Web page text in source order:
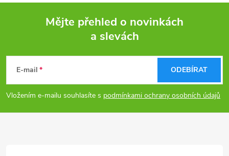
p
a
Mějte přehled o novinkách
a slevách
E-mail
Vložením e-mailu souhlasíte s podmínkami ochrany osobních údajů
ODEBÍRAT